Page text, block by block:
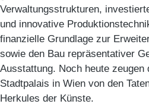
Verwaltungsstrukturen,
und innovative
finanzielle Grundlage zur
sowie den Bau repräsentativer
Ausstattung. Noch heute zeugen
Stadtpalais in Wien von den
Herkules der Künste.